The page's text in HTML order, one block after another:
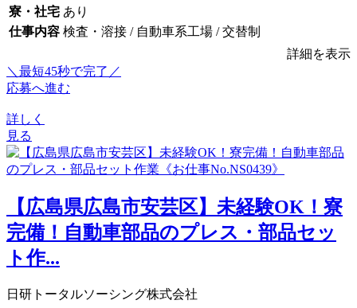
寮・社宅 あり
仕事内容 検査・溶接 / 自動車系工場 / 交替制
詳細を表示
＼最短45秒で完了／
応募へ進む
詳しく
見る
【広島県広島市安芸区】未経験OK！寮
完備！自動車部品のプレス・部品セッ
ト作...
日研トータルソーシング株式会社